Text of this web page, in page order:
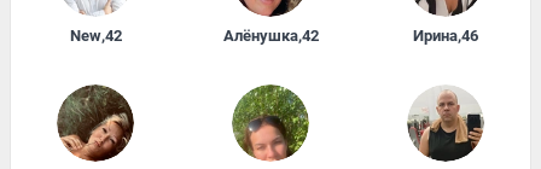
New,42 Алёнушка,42 Ирина,46